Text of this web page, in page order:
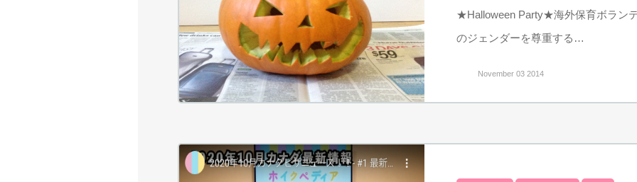
★Halloween Party★海外保育ボラン
のジェンダーを尊重する…
November 03 2014